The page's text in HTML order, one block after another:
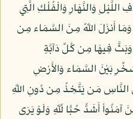
وَالنَّهَارِ وَالْفُلْكِ الَّتِي
أَنزَلَ اللّهُ مِنَ السَّمَاء مِن
فِيهَا مِن كُلِّ دَآبَّةٍ
بَيْنَ السَّمَاء وَالأَرْضِ
يَعْقِلُونَ (164) وَمِنَ النَّاسِ مَن يَتَّخِذُ مِن دُونِ اللّهِ
آمَنُواْ أَشَدُّ حُبًّا لِّلّهِ وَلَوْ يَرَى